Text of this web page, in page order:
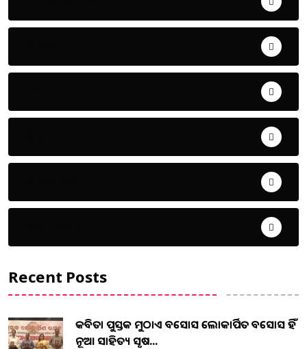
Recent Posts
କବିତା ପୁସ୍ତକ ମୁଠାଏ ଅବସୋସ ଲୋକାର୍ପିତ ଅବସୋସ ହିଁ
ନୂଆ ସାହିତ୍ୟ ସୃଷ...